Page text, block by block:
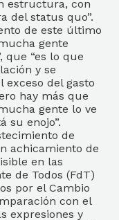
estructura, con
del status quo”.
de este último
gente
que “es lo que
y se
del gasto
hay más que
gente lo ve
su enojo”.
de
achicamiento de
en las
de Todos (FdT)
por el Cambio
con el
expresiones y